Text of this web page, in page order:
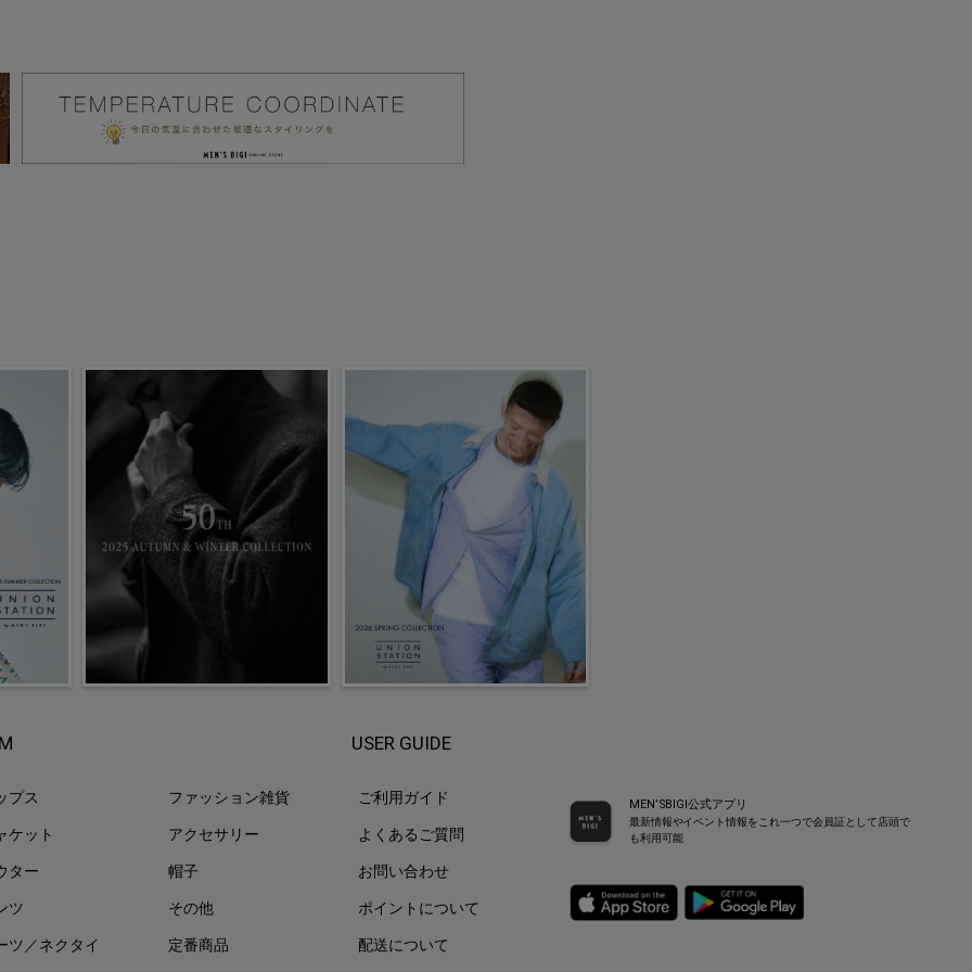
プス
ケット
ター
ツ
ツ／ネクタイ
ファッション雑貨
アクセサリー
帽子
その他
定番商品
USER GUIDE
ご利用ガイド
よくあるご質問
お問い合わせ
ポイントについて
配送について
MEN’SBIGI公式アプリ
最新情報やイベント情報をこれ一つで会員証として店頭で
も利用可能